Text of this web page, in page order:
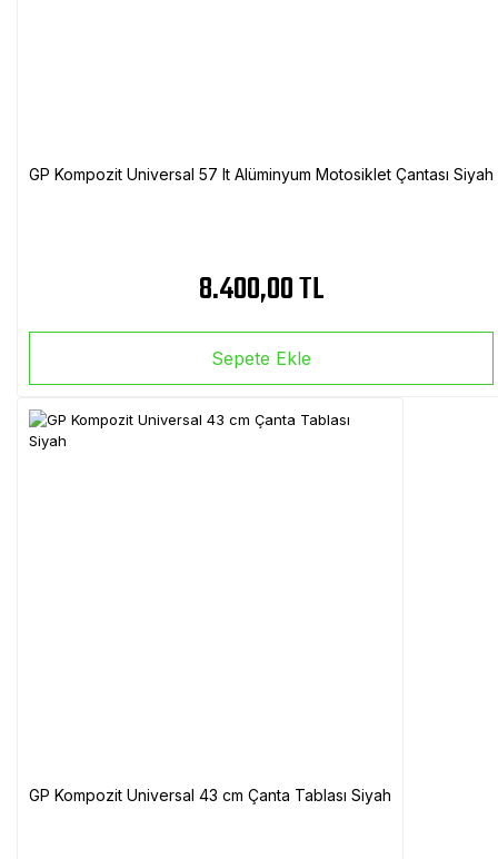
GP Kompozit Universal 57 lt Alüminyum Motosiklet Çantası Siyah
8.400,00 TL
Sepete Ekle
GP Kompozit Universal 43 cm Çanta Tablası Siyah